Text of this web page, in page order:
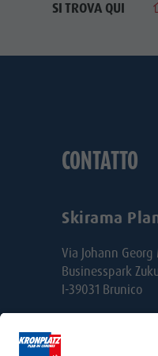
SI TROVA QUI
CONTATTO
Skirama
Via Johann
Businesspark
I-39031 Brunico